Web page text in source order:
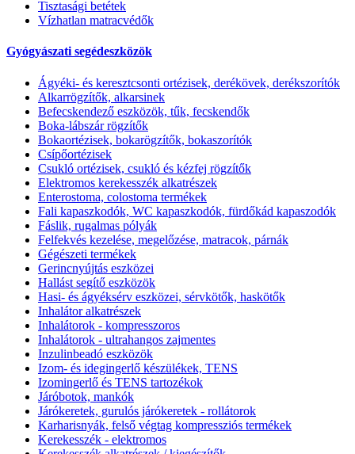
Tisztasági betétek
Vízhatlan matracvédők
Gyógyászati segédeszközök
Ágyéki- és keresztcsonti ortézisek, derékövek, derékszorítók
Alkarrögzítők, alkarsinek
Befecskendező eszközök, tűk, fecskendők
Boka-lábszár rögzítők
Bokaortézisek, bokarögzítők, bokaszorítók
Csípőortézisek
Csukló ortézisek, csukló és kézfej rögzítők
Elektromos kerekesszék alkatrészek
Enterostoma, colostoma termékek
Fali kapaszkodók, WC kapaszkodók, fürdőkád kapaszodók
Fáslik, rugalmas pólyák
Felfekvés kezelése, megelőzése, matracok, párnák
Gégészeti termékek
Gerincnyújtás eszközei
Hallást segítő eszközök
Hasi- és ágyéksérv eszközei, sérvkötők, haskötők
Inhalátor alkatrészek
Inhalátorok - kompresszoros
Inhalátorok - ultrahangos zajmentes
Inzulinbeadó eszközök
Izom- és idegingerlő készülékek, TENS
Izomingerlő és TENS tartozékok
Járóbotok, mankók
Járókeretek, gurulós járókeretek - rollátorok
Karharisnyák, felső végtag kompressziós termékek
Kerekesszék - elektromos